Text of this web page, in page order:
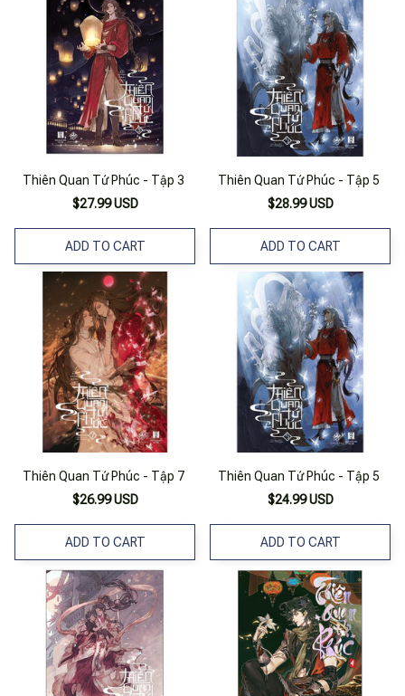
Thiên Quan Tứ Phúc - Tập 3
$27.99 USD
ADD TO CART
Thiên Quan Tứ Phúc - Tập 5
$28.99 USD
ADD TO CART
Thiên Quan Tứ Phúc - Tập 7
$26.99 USD
ADD TO CART
Thiên Quan Tứ Phúc - Tập 5
$24.99 USD
ADD TO CART